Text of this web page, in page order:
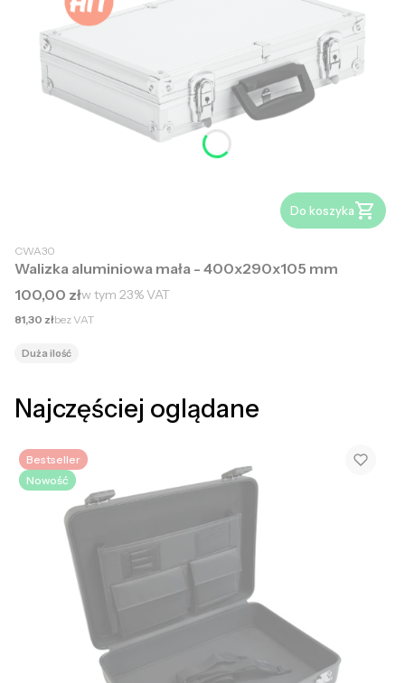
Do koszyka
CWA30
Walizka aluminiowa mała - 400x290x105 mm
Cena brutto
100,00 złw tym 23%VAT
Cena netto
81,30 złbez VAT
Duża ilość
Najczęściej oglądane
Bestseller
Nowość